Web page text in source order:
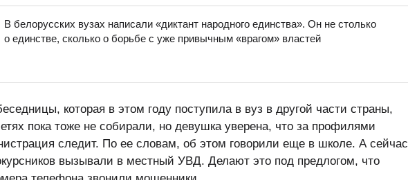
В белорусских вузах написали «диктант народного единства». Он не столько
о единстве, сколько о борьбе с уже привычным «врагом» властей
которая в этом году поступила в вуз в другой части страны,
пока тоже не собирали, но девушка уверена, что за профилями
следит. По ее словам, об этом говорили еще в школе. А сейчас
вызывали в местный УВД. Делают это под предлогом, что